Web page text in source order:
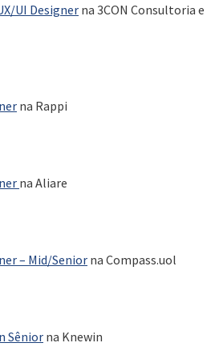
UI Designer na 3CON Consultoria e
na Rappi
na Aliare
– Mid/Seniorna Compass.uol
Sênior na Knewin